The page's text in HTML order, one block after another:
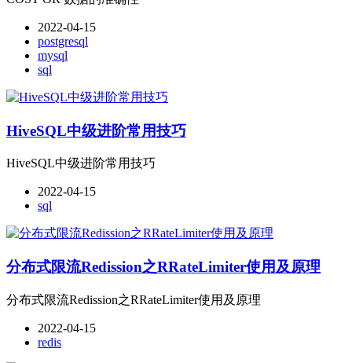
2022-04-15
postgresql
mysql
sql
HiveSQL中级进阶常用技巧
HiveSQL中级进阶常用技巧
2022-04-15
sql
分布式限流Redission之RRateLimiter使用及原理
分布式限流Redission之RRateLimiter使用及原理
2022-04-15
redis